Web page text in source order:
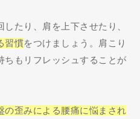
たり、肩を上下させたり、
習慣をつけましょう。肩こり
ちもリフレッシュすることが
の歪みによる腰痛に悩まされ